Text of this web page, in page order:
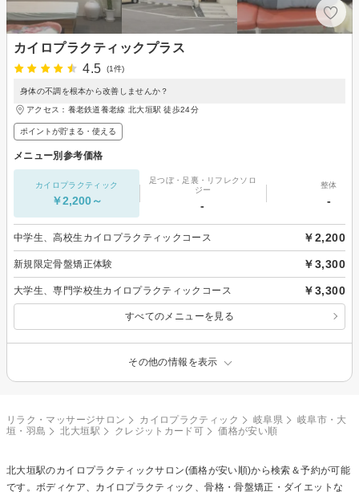
カイロプラクティックプラス
4.5
(1件)
身体の不調を根本から改善しませんか？
アクセス：養老鉄道養老線 北大垣駅 徒歩24分
ポイントが貯まる・使える
メニュー別参考価格
カイロプラクティック
￥2,200～
足つぼ・足裏・リフレクソロ
ジー
-
整体
-
中学生、高校生カイロプラクティックコース ￥2,200
新規限定骨盤矯正体験 ￥3,300
大学生、専門学校生カイロプラクティックコース ￥3,300
すべてのメニューを見る
その他の情報を表示
リラク・マッサージサロン カイロプラクティック 岐阜県
岐阜市・大
垣・羽島
北大垣駅 クレジットカード可 価格が安い順
北大垣駅のカイロプラクティックサロン(価格が安い順)から検索＆予約が可能
です。ボディケア、カイロプラクティック、骨格・骨盤矯正・ダイエットな